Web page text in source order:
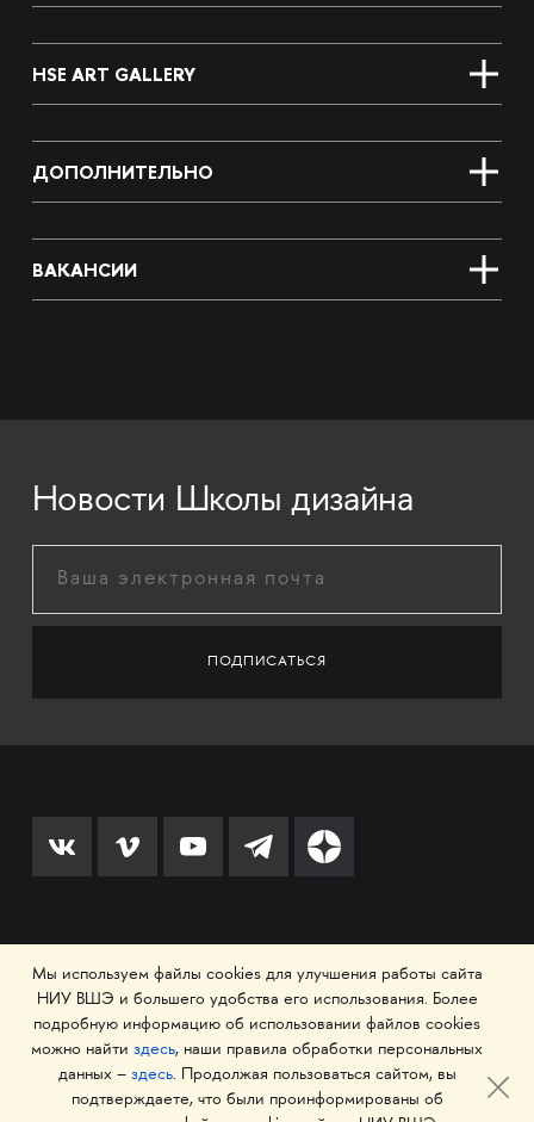
HSE ART GALLERY
ДОПОЛНИТЕЛЬНО
ВАКАНСИИ
Новости Школы дизайна
университет «Высшая школа экономики»
Мы используем файлы cookies для улучшения работы сайта
НИУ ВШЭ и большего удобства его использования. Более
подробную информацию об использовании файлов cookies
можно найти здесь, наши правила обработки персональных
данных – здесь. Продолжая пользоваться сайтом, вы
подтверждаете, что были проинформированы об